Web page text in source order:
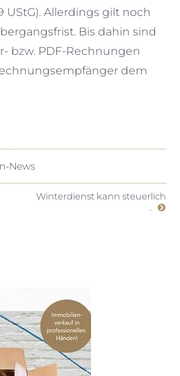
UStG). Allerdings gilt noch
Bis dahin sind
bzw. PDF-Rechnungen
dem
News
Winterdienst kann steuerlich